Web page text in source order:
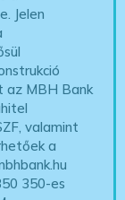
Jelen
az MBH Bank
valamint
a
350-es